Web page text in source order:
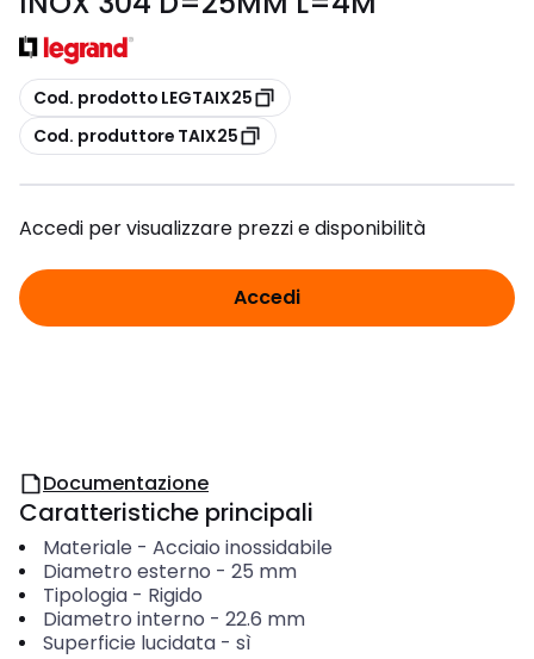
copia
Cod. prodotto LEGTAIX25
copia
Cod. produttore TAIX25
Accedi per visualizzare prezzi e disponibilità
Accedi
Documentazione
Caratteristiche principali
Materiale - Acciaio inossidabile
Diametro esterno - 25 mm
Tipologia- Rigido
Diametro interno - 22.6 mm
Superficie lucidata- sì